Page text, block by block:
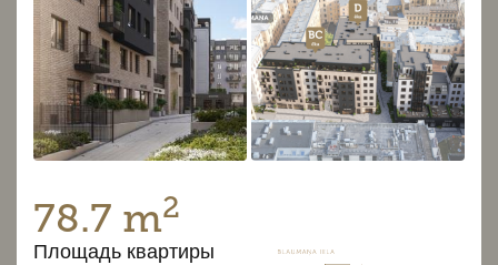
78.7 m2
Площадь квартиры